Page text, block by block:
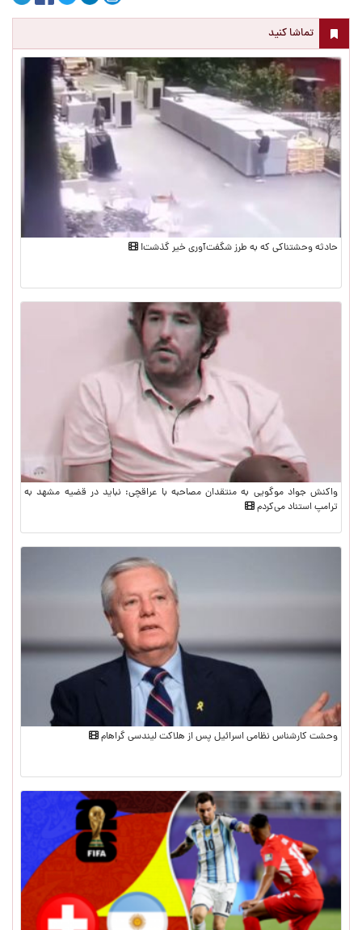
تماشا کنید
حادثه وحشتناکی که به طرز شگفت‌آوری خیر گذشت!
واکنش جواد موگویی به منتقدان مصاحبه با عراقچی: نباید در قضیه مشهد به
ترامپ استناد می‌کردم
وحشت کارشناس نظامی اسرائیل پس از هلاکت لیندسی گراهام